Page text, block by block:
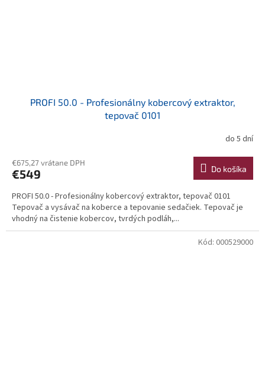
PROFI 50.0 - Profesionálny kobercový extraktor,
tepovač 0101
do 5 dní
€675,27 vrátane DPH
€549 Do košíka
PROFI 50.0 - Profesionálny kobercový extraktor, tepovač 0101
Tepovač a vysávač na koberce a tepovanie sedačiek. Tepovač je
vhodný na čistenie kobercov, tvrdých podláh,...
Kód: 000529000